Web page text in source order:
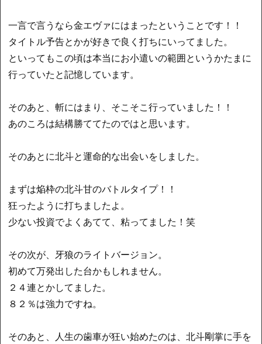
一言で言うなら金エヴァにはまったということです！！
タイトル予告とかが好きで良く打ちにいってました。
といってもこの頃は本当にお小遣いの範囲というかたまに
行っていたと記憶しています。
そのあと、斬にはまり、そこそこ行っていました！！
あのころは結構勝ててたのではと思います。
そのあとに北斗と運命的な出会いをしました。
まずは焔枠の北斗甘のバトルタイプ！！
狂ったように打ちましたよ。
少ない投資でよくあてて、粘ってました！笑
その次が、牙狼のライトバージョン。
初めて万発出した台かもしれません。
２４連とかしてました。
８２％は強力ですね。
そのあと、人生の歯車が狂い始めたのは、北斗剛掌に手を